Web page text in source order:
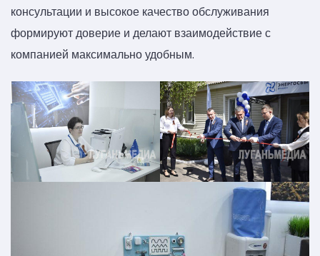
консультации и высокое качество обслуживания
формируют доверие и делают взаимодействие с
компанией максимально удобным.